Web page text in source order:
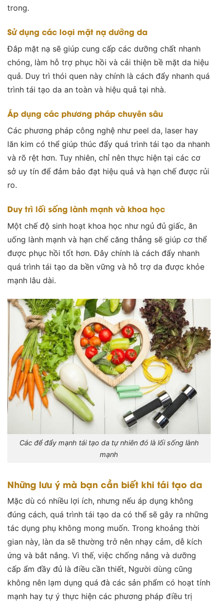
trong.
Sử dụng các loại mặt nạ dưỡng da
Đắp mặt nạ sẽ giúp cung cấp các dưỡng chất nhanh
chóng, làm hỗ trợ phục hồi và cải thiện bề mặt da hiệu
quả. Duy trì thói quen này chính là cách đẩy nhanh quá
trình tái tạo da an toàn và hiệu quả tại nhà.
Áp dụng các phương pháp chuyên sâu
Các phương pháp công nghệ như peel da, laser hay
lăn kim có thể giúp thúc đẩy quá trình tái tạo da nhanh
và rõ rệt hơn. Tuy nhiên, chỉ nên thực hiện tại các cơ
sở uy tín để đảm bảo đạt hiệu quả và hạn chế được rủi
ro.
Duy trì lối sống lành mạnh và khoa học
Một chế độ sinh hoạt khoa học như ngủ đủ giấc, ăn
uống lành mạnh và hạn chế căng thẳng sẽ giúp cơ thể
được phục hồi tốt hơn. Đây chính là cách đẩy nhanh
quá trình tái tạo da bền vững và hỗ trợ da được khỏe
mạnh lâu dài.
Các để đẩy mạnh tái tạo da tự nhiên đó là lối sống lành
mạnh
Những lưu ý mà bạn cần biết khi tái tạo da
Mặc dù có nhiều lợi ích, nhưng nếu áp dụng không
đúng cách, quá trình tái tạo da có thể sẽ gây ra những
tác dụng phụ không mong muốn. Trong khoảng thời
gian này, làn da sẽ thường trở nên nhạy cảm, dễ kích
ứng và bắt nắng. Vì thế, việc chống nắng và dưỡng
cấp ẩm đầy đủ là điều cần thiết, Người dùng cũng
không nên lạm dụng quá đà các sản phẩm có hoạt tính
mạnh hay tự ý thực hiện các phương pháp điều trị